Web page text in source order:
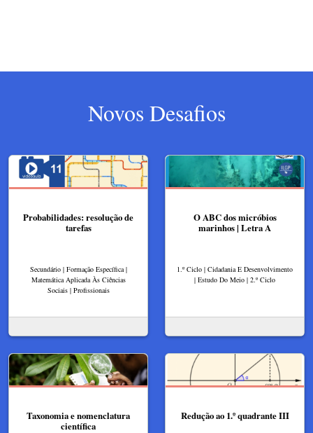
Novos Desafios
Probabilidades: resolução de
tarefas
Secundário | Formação Específica |
Matemática Aplicada Às Ciências
Sociais | Profissionais
O ABC dos micróbios
marinhos | Letra A
1.º Ciclo | Cidadania E Desenvolvimento
| Estudo Do Meio | 2.º Ciclo
Taxonomia e nomenclatura
científica
Redução ao 1.º quadrante III